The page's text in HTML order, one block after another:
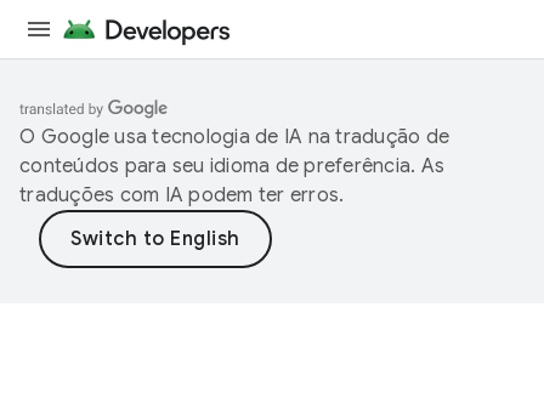
O Google usa tecnologia de IA na tradução de
conteúdos para seu idioma de preferência. As
traduções com IA podem ter erros.